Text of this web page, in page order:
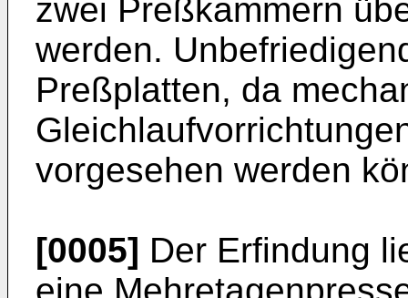
zwei Preßkammern
werden.
Preßplatten, da
vorgesehen werden
[0005] Der Erfindung